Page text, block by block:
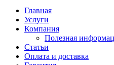
Главная
Услуги
Компания
Полезная
Статьи
Оплата и доставка